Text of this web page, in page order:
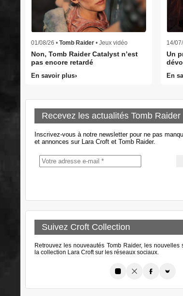
01/08/26 • Tomb Raider • Jeux vidéo
Non, Tomb Raider Catalyst n’est
pas encore retardé
En savoir plus
14/
Un
En
Recevez les actualités Tomb Raider
Inscrivez-vous à notre newsletter pour ne pas
et annonces sur Lara Croft et Tomb Raider.
Suivez Croft Collection
Retrouvez les nouveautés Tomb Raider, les nouvelles
la collection Lara Croft sur les réseaux sociaux.